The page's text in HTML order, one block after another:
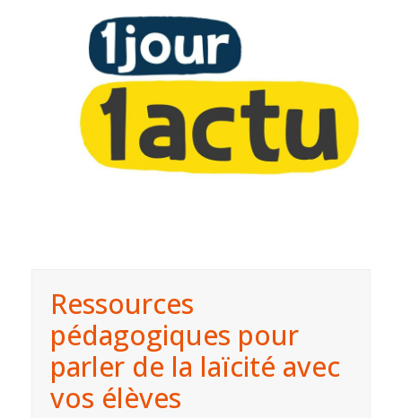
Ressources
pédagogiques pour
parler de la laïcité avec
vos élèves